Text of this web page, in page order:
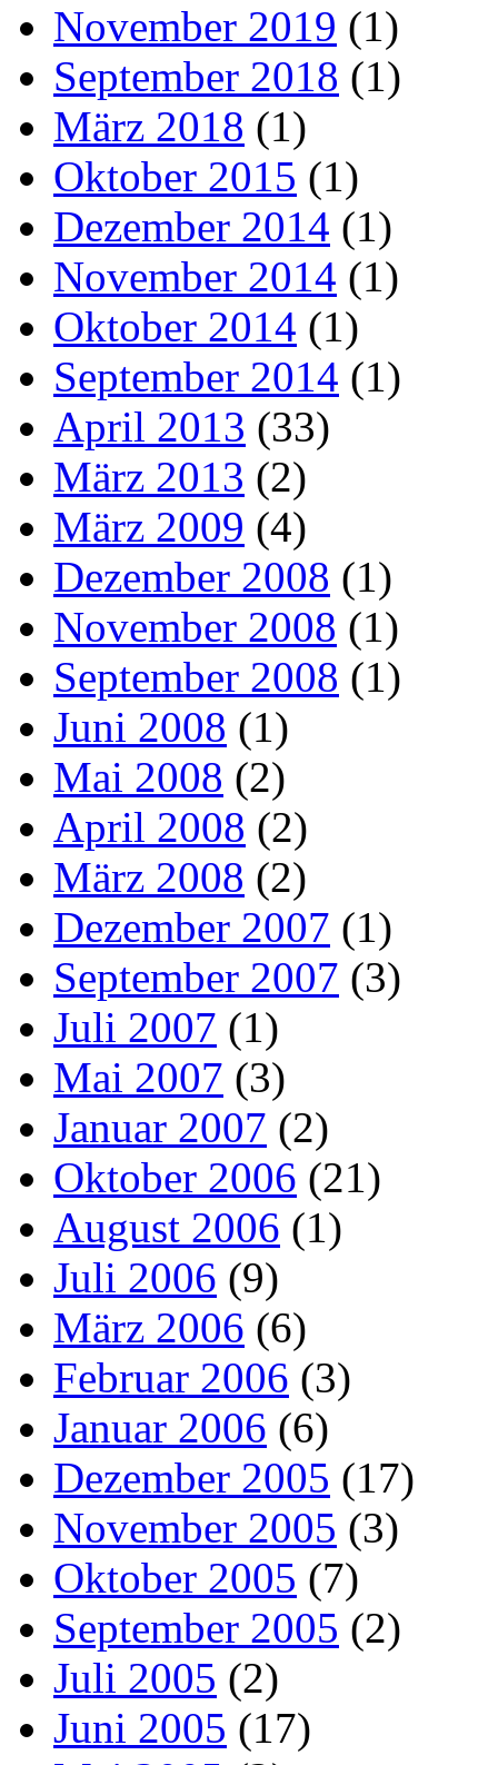
November 2019 (1)
September 2018 (1)
März 2018 (1)
Oktober 2015 (1)
Dezember 2014 (1)
November 2014 (1)
Oktober 2014 (1)
September 2014 (1)
April 2013 (33)
März 2013 (2)
März 2009 (4)
Dezember 2008 (1)
November 2008 (1)
September 2008 (1)
Juni 2008 (1)
Mai 2008 (2)
April 2008 (2)
März 2008 (2)
Dezember 2007 (1)
September 2007 (3)
Juli 2007 (1)
Mai 2007 (3)
Januar 2007 (2)
Oktober 2006 (21)
August 2006 (1)
Juli 2006 (9)
März 2006 (6)
Februar 2006 (3)
Januar 2006 (6)
Dezember 2005 (17)
November 2005 (3)
Oktober 2005 (7)
September 2005 (2)
Juli 2005 (2)
Juni 2005 (17)